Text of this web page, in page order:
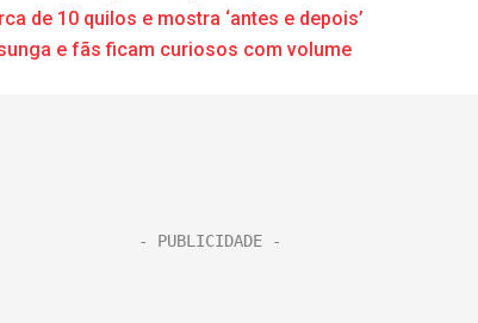
de 10 quilos e mostra ‘antes e depois’
e fãs ficam curiosos com volume